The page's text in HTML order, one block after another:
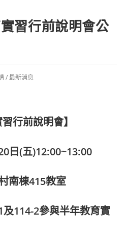
習行前說明會公
/最新消息
行前說明會】
日(五)12:00~13:00
南棟415教室
114-2參與半年教育實